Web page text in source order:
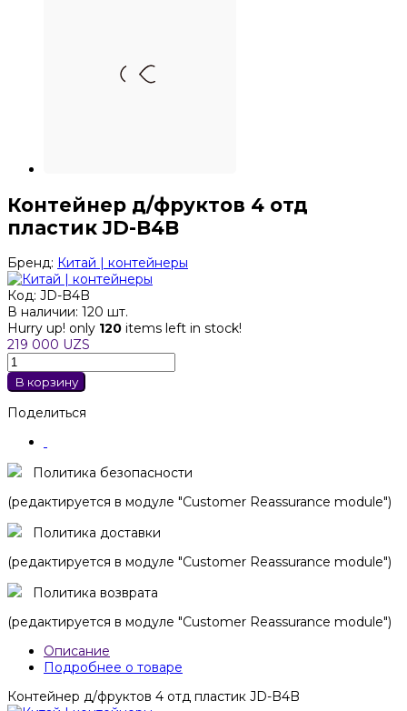
Контейнер д/фруктов 4 отд
пластик JD-B4B
Бренд: Китай | контейнеры
Код: JD-B4B
В наличии: 120 шт.
Hurry up! only 120 items left in stock!
219 000 UZS
В корзину
Поделиться
Политика безопасности
(редактируется в модуле "Customer Reassurance module")
Политика доставки
(редактируется в модуле "Customer Reassurance module")
Политика возврата
(редактируется в модуле "Customer Reassurance module")
Описание
Подробнее о товаре
Контейнер д/фруктов 4 отд пластик JD-B4B